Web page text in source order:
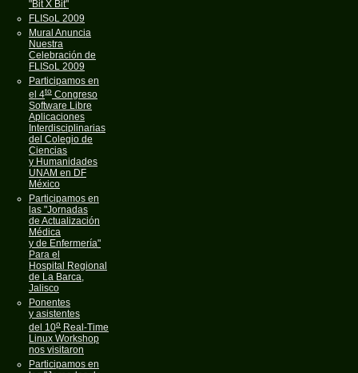
"Bit X Bit"
FLISoL 2009
Mural Anuncia
Nuestra
Celebración de
FLISoL 2009
Participamos en
el 4to Congreso
Software Libre
Aplicaciones
Interdisciplinarias
del Colegio de
Ciencias
y Humanidades
UNAM en DF
México
Participamos en
las "Jornadas
de Actualización
Médica
y de Enfermería"
Para el
Hospital Regional
de La Barca,
Jalisco
Ponentes
y asistentes
del 10o Real-Time
Linux Workshop
nos visitaron
Participamos en